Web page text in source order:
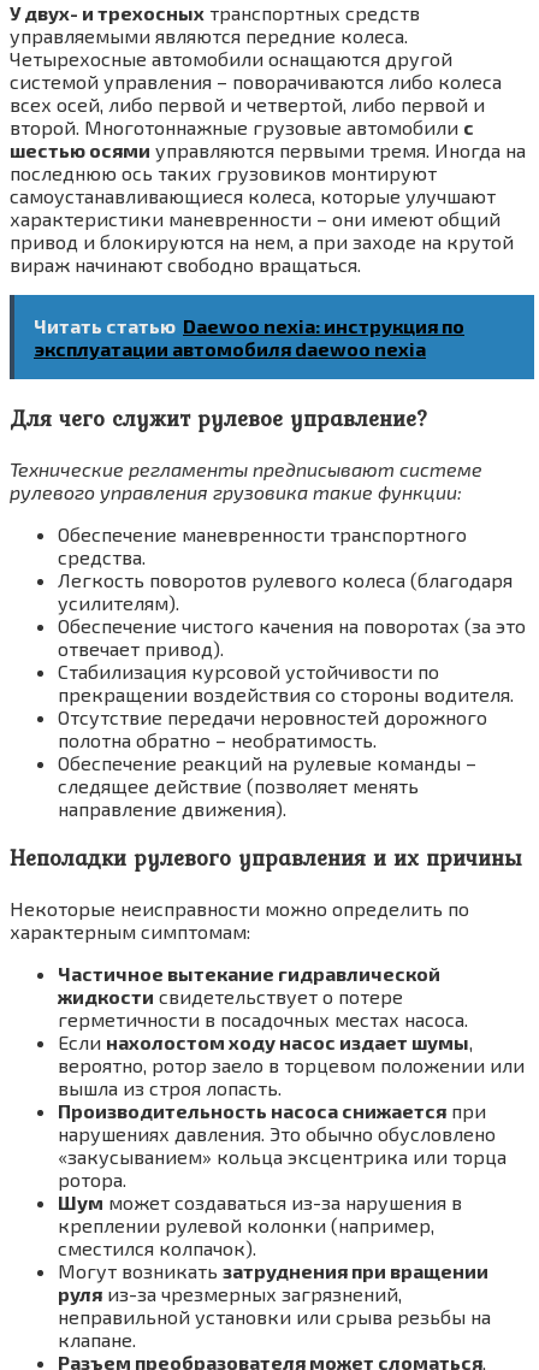
У двух- и трехосных транспортных средств
управляемыми являются передние колеса.
Четырехосные автомобили оснащаются другой
системой управления – поворачиваются либо колеса
всех осей, либо первой и четвертой, либо первой и
второй. Многотоннажные грузовые автомобили с
шестью осями управляются первыми тремя. Иногда на
последнюю ось таких грузовиков монтируют
самоустанавливающиеся колеса, которые улучшают
характеристики маневренности – они имеют общий
привод и блокируются на нем, а при заходе на крутой
вираж начинают свободно вращаться.
Читать статью Daewoo nexia: инструкция по
эксплуатации автомобиля daewoo nexia
Для чего служит рулевое управление?
Технические регламенты предписывают системе
рулевого управления грузовика такие функции:
Обеспечение маневренности транспортного
средства.
Легкость поворотов рулевого колеса (благодаря
усилителям).
Обеспечение чистого качения на поворотах (за это
отвечает привод).
Стабилизация курсовой устойчивости по
прекращении воздействия со стороны водителя.
Отсутствие передачи неровностей дорожного
полотна обратно – необратимость.
Обеспечение реакций на рулевые команды –
следящее действие (позволяет менять
направление движения).
Неполадки рулевого управления и их причины
Некоторые неисправности можно определить по
характерным симптомам:
Частичное вытекание гидравлической
жидкости свидетельствует о потере
герметичности в посадочных местах насоса.
Если нахолостом ходу насос издает шумы,
вероятно, ротор заело в торцевом положении или
вышла из строя лопасть.
Производительность насоса снижается при
нарушениях давления. Это обычно обусловлено
«закусыванием» кольца эксцентрика или торца
ротора.
Шум может создаваться из-за нарушения в
креплении рулевой колонки (например,
сместился колпачок).
Могут возникать затруднения при вращении
руля из-за чрезмерных загрязнений,
неправильной установки или срыва резьбы на
клапане.
Разъем преобразователя может сломаться,